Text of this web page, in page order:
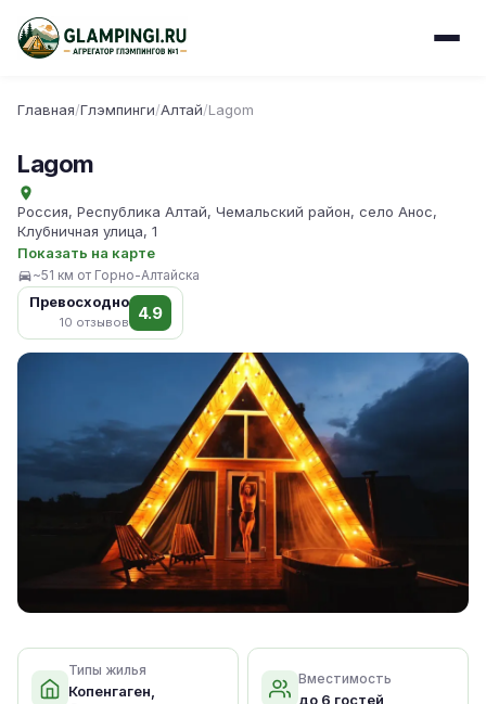
Главная/Глэмпинги/Алтай/Lagom
Lagom
Россия, Республика Алтай, Чемальский район, село Анос,
Клубничная улица, 1
Показать на карте
~51 км от Горно-Алтайска
Превосходно
10 отзывов 4.9
Типы жилья
Копенгаген,
Вместимость
до 6 гостей